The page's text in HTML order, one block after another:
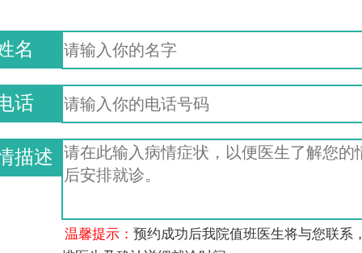
名
话
描述
温馨提示：预约成功后我院值班医生将与您联系